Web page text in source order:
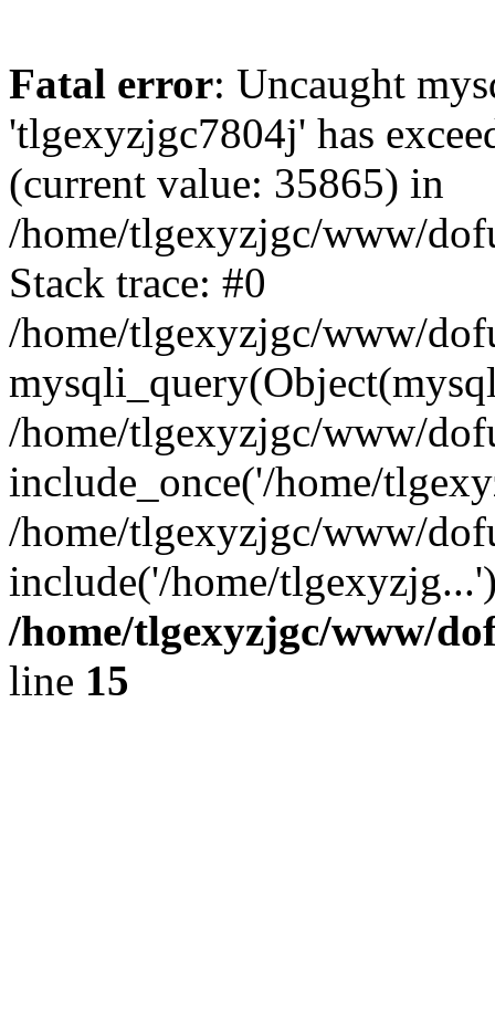
Fatal error: Uncaught
'tlgexyzjgc7804j' has
(current value: 35865) in
/home/tlgexyzjgc/www/
Stack trace: #0
/home/tlgexyzjgc/www/
/home/tlgexyzjgc/www/
include_once('/home/
/home/tlgexyzjgc/www/
include('/home/
/home/tlgexyzjgc/www/
line 15